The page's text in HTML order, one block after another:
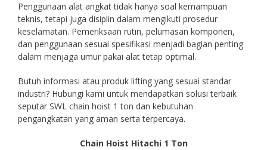
Penggunaan alat angkat tidak hanya soal kemampuan
teknis, tetapi juga disiplin dalam mengikuti prosedur
keselamatan. Pemeriksaan rutin, pelumasan komponen,
dan penggunaan sesuai spesifikasi menjadi bagian penting
dalam menjaga umur pakai alat tetap optimal.
Butuh informasi atau produk lifting yang sesuai standar
industri? Hubungi kami untuk mendapatkan solusi terbaik
seputar SWL chain hoist 1 ton dan kebutuhan
pengangkatan yang aman serta terpercaya.
Chain Hoist Hitachi 1 Ton